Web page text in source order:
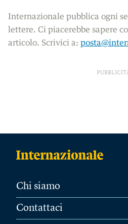
Internazionale pubblica ogni
lettere. Ci piacerebbe sapere
articolo. Scrivici a:
Chi siamo
Contattaci